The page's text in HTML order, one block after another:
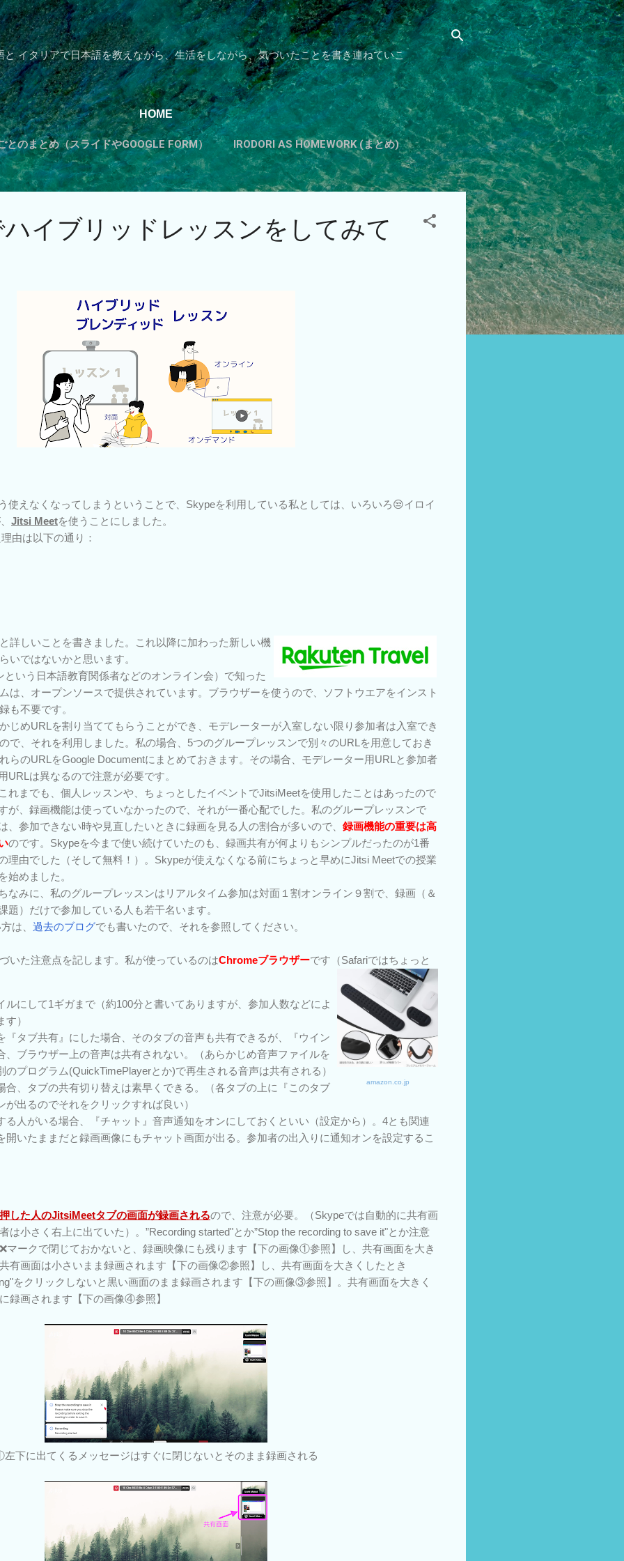
スキップしてメイン コンテンツに移動
と イタリアで日本語を教えながら、生活をしながら、気づいたことを書き連ねていこ
HOME
とのまとめ（スライドやGOOGLE FORM） IRODORI AS HOMEWORK (まとめ)
カテゴリーから探す もっと見る… TADOKUのすすめ
イブリッドレッスンをしてみて
使えなくなってしまうということで、Skypeを利用している私としては、いろいろ😒イロイ
Jitsi Meetを使うことにしました。
由は以下の通り：
詳しいことを書きました。これ以降に加わった新しい機
いではないかと思います。
いう日本語教育関係者などのオンライン会）で知った
は、オープンソースで提供されています。ブラウザーを使うので、ソフトウエアをインスト
も不要です。
じめURLを割り当ててもらうことができ、モデレーターが入室しない限り参加者は入室でき
で、それを利用しました。私の場合、5つのグループレッスンで別々のURLを用意しておき
らのURLをGoogle Documentにまとめておきます。その場合、モデレーター用URLと参加者
URLは異なるので注意が必要です。
れまでも、個人レッスンや、ちょっとしたイベントでJitsiMeetを使用したことはあったので
が、録画機能は使っていなかったので、それが一番心配でした。私のグループレッスンで
、参加できない時や見直したいときに録画を見る人の割合が多いので、 録画機能の重要は高
のです。Skypeを今まで使い続けていたのも、録画共有が何よりもシンプルだったのが1番
理由でした（そして無料！）。Skypeが使えなくなる前にちょっと早めにJitsi Meetでの授業
始めました。
なみに、私のグループレッスンはリアルタイム参加は対面１割オンライン９割で、録画（＆
題）だけで参加している人も若干名います。
は、 過去のブログでも書いたので、それを参照してください。
いた注意点を記します。私が使っているのはChromeブラウザーです（Safariではちょっと
amazon.co.jp
ルにして1ギガまで（約100分と書いてありますが、参加人数などによ
）
『タブ共有』にした場合、そのタブの音声も共有できるが、『ウイン
、ブラウザー上の音声は共有されない。（あらかじめ音声ファイルを
のプログラム(QuickTimePlayerとか)で再生される音声は共有される）
合、タブの共有切り替えは素早くできる。（各タブの上に『このタブ
出るのでそれをクリックすれば良い）
る人がいる場合、『チャット』音声通知をオンにしておくといい（設定から）。4とも関連
開いたままだと録画画像にもチャット画面が出る。参加者の出入りに通知オンを設定するこ
した人のJitsiMeetタブの画面が録画されるので、注意が必要。（Skypeでは自動的に共有画
は小さく右上に出ていた）。”Recording started"とか”Stop the recording to save it"とか注意
マークで閉じておかないと、録画映像にも残ります【下の画像①参照】し、共有画面を大き
有画面は小さいまま録画されます【下の画像②参照】し、共有画面を大きくしたとき
をクリックしないと黒い画面のまま録画されます【下の画像③参照】。共有画面を大きく
録画されます【下の画像④参照】
下に出てくるメッセージはすぐに閉じないとそのまま録画される